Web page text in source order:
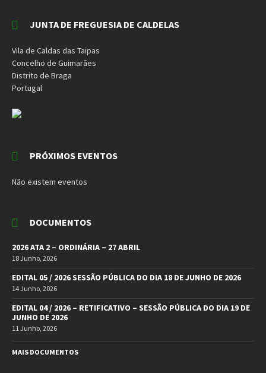
JUNTA DE FREGUESIA DE CALDELAS
Vila de Caldas das Taipas
Concelho de Guimarães
Distrito de Braga
Portugal
PRÓXIMOS EVENTOS
Não existem eventos
DOCUMENTOS
2026 ATA 2 – ORDINÁRIA – 27 ABRIL
18 Junho, 2026
EDITAL 05 / 2026 SESSÃO PÚBLICA DO DIA 18 DE JUNHO DE 2026
14 Junho, 2026
EDITAL 04 / 2026 – RETIFICATIVO – SESSÃO PÚBLICA DO DIA 19 DE
JUNHO DE 2026
11 Junho, 2026
MAIS DOCUMENTOS